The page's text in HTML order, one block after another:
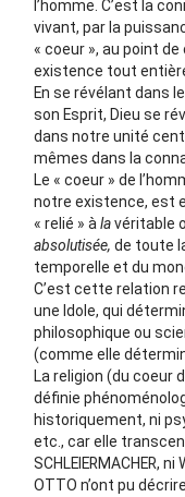
l’homme. C’est la
vivant, par la
« coeur », au point
existence tout
En se révélant dans
son Esprit, Dieu se
dans notre unité
mêmes dans la
Le « coeur » de
notre existence, est
« relié » à lavéritable
absolutisée, de toute
temporelle et du
C’est cette relation
une Idole, qui
philosophique ou
(comme elle
La religion (du coeur
définie
historiquement, ni
etc., car elle
SCHLEIERMACHER,
OTTO n’ont pu